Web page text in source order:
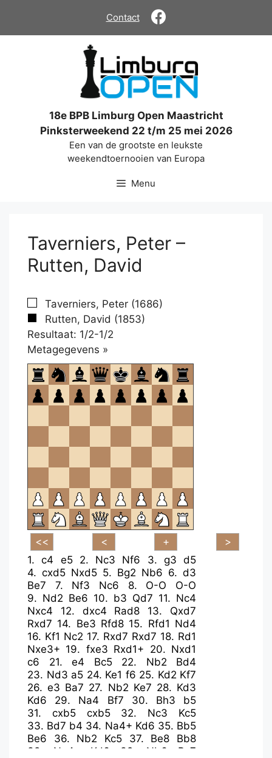
de
Contact
18e BPB Limburg Open Maastricht
Pinksterweekend 22 t/m 25 mei 2026
Een van de grootste en leukste
weekendtoernooien van Europa
Menu
Taverniers, Peter –
Rutten, David
Taverniers, Peter (1686)
Rutten, David (1853)
Resultaat: 1/2-1/2
Metagegevens »
om
te
openen.
1.c4 e5 2. Nc3 Nf6 3. g3 d5
4. cxd5 Nxd5 5. Bg2 Nb6 6. d3
Be7
7. Nf3 Nc6 8. O-O
O-O
9. Nd2 Be6 10. b3 Qd7 11. Nc4
Nxc4
12. dxc4 Rad8 13. Qxd7
Rxd7 14. Be3 Rfd8 15. Rfd1 Nd4
16. Kf1 Nc2 17. Rxd7 Rxd7 18. Rd1
Nxe3+ 19. fxe3 Rxd1+ 20. Nxd1
c6
21. e4 Bc5 22. Nb2
Bd4
23. Nd3 a5 24. Ke1 f6 25. Kd2 Kf7
26.e3 Ba7 27. Nb2 Ke7 28. Kd3
Kd6
29. Na4 Bf7 30. Bh3
b5
31. cxb5 cxb5 32. Nc3
Kc5
33. Bd7 b4 34. Na4+ Kd6 35. Bb5
Be6
36. Nb2 Kc5 37. Be8
Bb8
38. Na4+ Kd6 39. Nb6
Bc7